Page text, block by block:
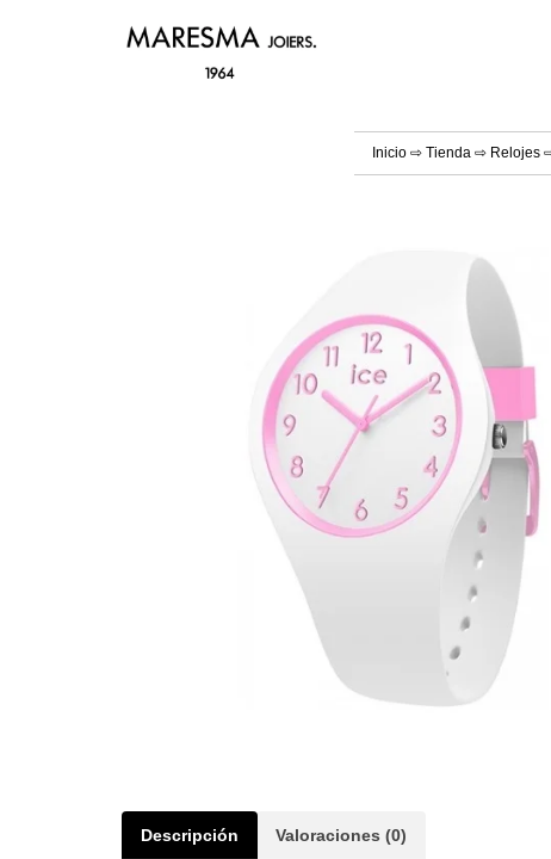
Inicio ⇨ Tienda ⇨ Relojes
Descripción Valoraciones (0)